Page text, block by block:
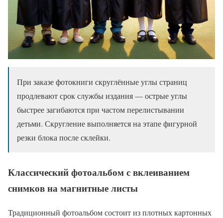
При заказе фотокниги скруглённые углы страниц
продлевают срок службы издания — острые углы
быстрее загибаются при частом перелистывании
детьми. Скругление выполняется на этапе фигурной
резки блока после склейки.
Классический фотоальбом с вклеиванием
снимков на магнитные листы
Традиционный фотоальбом состоит из плотных картонных